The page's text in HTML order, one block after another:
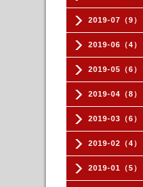
2019-07（9）
2019-06（4）
2019-05（6）
2019-04（8）
2019-03（6）
2019-02（4）
2019-01（5）